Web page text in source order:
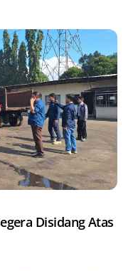
Disidang Atas